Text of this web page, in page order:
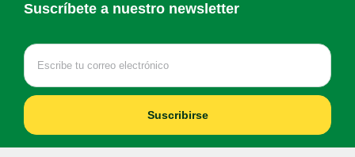
Suscríbete a nuestro newsletter
Suscribirse